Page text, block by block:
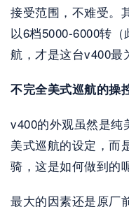
接受范围，不难受。
以6档5000-6000转
航，才是这台v400最
不完全美式巡航的操
v400的外观虽然是纯
美式巡航的设定，而
骑，这是如何做到的
最大的因素还是原厂